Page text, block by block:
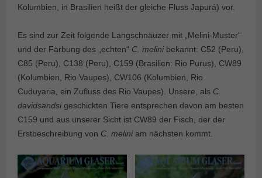
Kolumbien, in Brasilien heißt der gleiche Fluss Japurá) vor.
Es sind zur Zeit folgende Langschnäuzer mit „Melini-Muster“
und der Färbung des „echten“ C. melinibekannt: C52 (Peru),
C85 (Peru), C138 (Peru), C159 (Brasilien: Rio Purus), CW89
(Kolumbien, Rio Vaupes), CW106 (Kolumbien, Rio
Cuduyaria, ein Zufluss des Rio Vaupes). Unsere, als C.
davidsandsigeschickten Tiere entsprechen davon am besten
C159 und aus unserer Sicht ist CW89 der Fisch, der der
Erstbeschreibung von C. meliniam nächsten kommt.